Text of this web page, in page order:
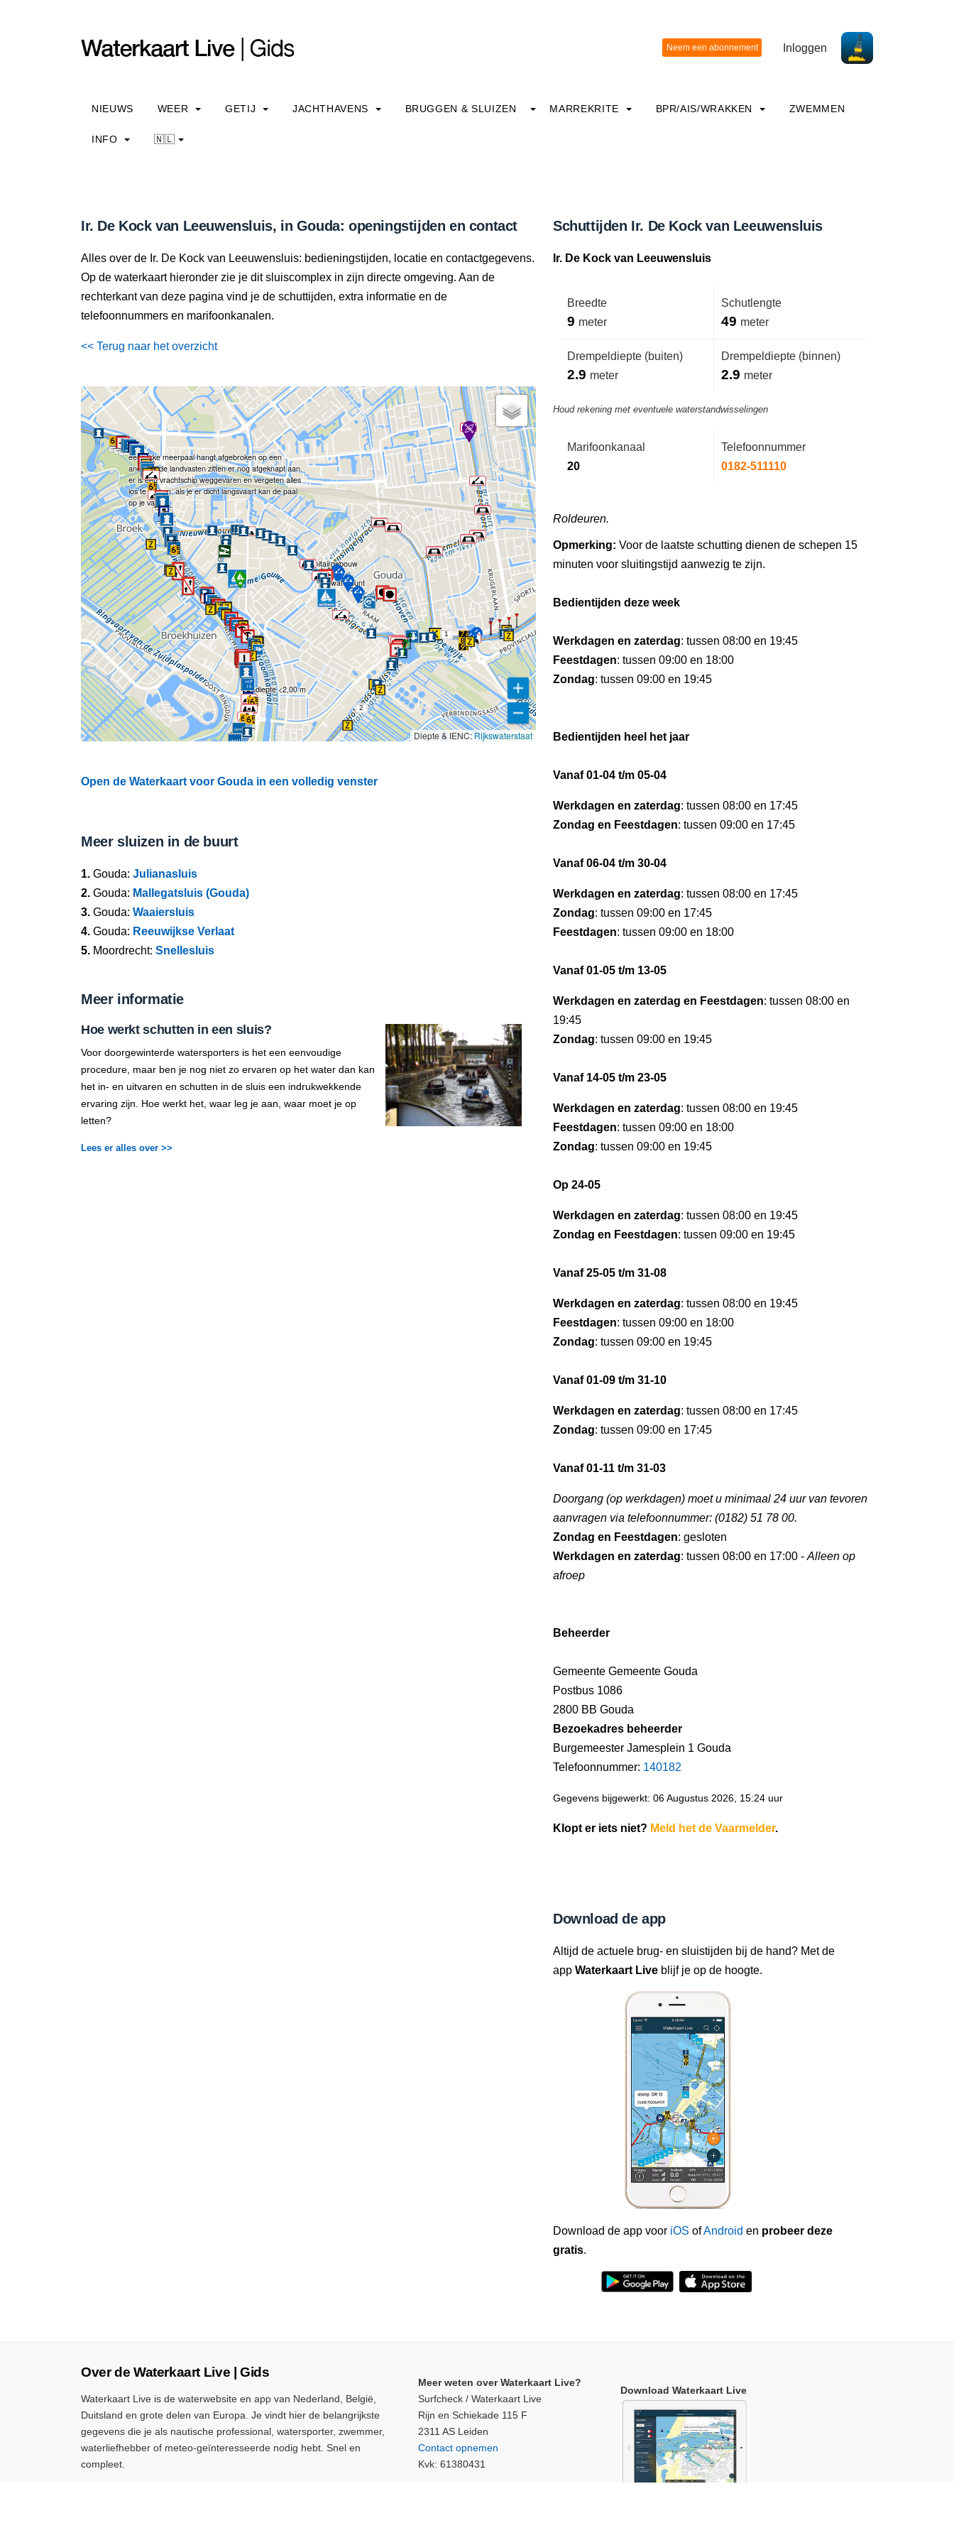
Inloggen
NIEUWS WEER GETIJ JACHTHAVENS BRUGGEN & SLUIZEN MARREKRITE BPR/AIS/WRAKKEN ZWEMMEN
INFO 🇳🇱
Ir. De Kock van Leeuwensluis, in Gouda: openingstijden en contact
Alles over de Ir. De Kock van Leeuwensluis: bedieningstijden, locatie en contactgegevens.
Op de waterkaart hieronder zie je dit sluiscomplex in zijn directe omgeving. Aan de
rechterkant van deze pagina vind je de schuttijden, extra informatie en de
telefoonnummers en marifoonkanalen.
<< Terug naar het overzicht
1
2
Vuilwaterpunt
Ondiepte <2,00 m
een dikke meerpaal hangt afgebroken op een
andere . de landvasten zitten er nog afgeknapt aan.
er is een vrachtschip weggevaren en vergeten alles
los te maken. als je er dicht langsvaart kan de paal
op je vallen
Sanitairgebouw
Diepte & IENC: Rijkswaterstaat
Open de Waterkaart voor Gouda in een volledig venster
Meer sluizen in de buurt
1. Gouda: Julianasluis
2. Gouda: Mallegatsluis (Gouda)
3. Gouda: Waaiersluis
4. Gouda: Reeuwijkse Verlaat
5. Moordrecht: Snellesluis
Meer informatie
Hoe werkt schutten in een sluis?
Voor doorgewinterde watersporters is het een eenvoudige
procedure, maar ben je nog niet zo ervaren op het water dan kan
het in- en uitvaren en schutten in de sluis een indrukwekkende
ervaring zijn. Hoe werkt het, waar leg je aan, waar moet je op
letten?
Lees er alles over >>
Schuttijden Ir. De Kock van Leeuwensluis
Ir. De Kock van Leeuwensluis
Breedte
9 meter
Schutlengte
49 meter
Drempeldiepte (buiten)
2.9 meter
Drempeldiepte (binnen)
2.9 meter
Houd rekening met eventuele waterstandwisselingen
Marifoonkanaal
20
Telefoonnummer
0182-511110
Roldeuren.
Opmerking: Voor de laatste schutting dienen de schepen 15
minuten voor sluitingstijd aanwezig te zijn.
Bedientijden deze week
Werkdagen en zaterdag: tussen 08:00 en 19:45
Feestdagen: tussen 09:00 en 18:00
Zondag: tussen 09:00 en 19:45
Bedientijden heel het jaar
Vanaf 01-04 t/m 05-04
Werkdagen en zaterdag: tussen 08:00 en 17:45
Zondag en Feestdagen: tussen 09:00 en 17:45
Vanaf 06-04 t/m 30-04
Werkdagen en zaterdag: tussen 08:00 en 17:45
Zondag: tussen 09:00 en 17:45
Feestdagen: tussen 09:00 en 18:00
Vanaf 01-05 t/m 13-05
Werkdagen en zaterdag en Feestdagen: tussen 08:00 en
19:45
Zondag: tussen 09:00 en 19:45
Vanaf 14-05 t/m 23-05
Werkdagen en zaterdag: tussen 08:00 en 19:45
Feestdagen: tussen 09:00 en 18:00
Zondag: tussen 09:00 en 19:45
Op 24-05
Werkdagen en zaterdag: tussen 08:00 en 19:45
Zondag en Feestdagen: tussen 09:00 en 19:45
Vanaf 25-05 t/m 31-08
Werkdagen en zaterdag: tussen 08:00 en 19:45
Feestdagen: tussen 09:00 en 18:00
Zondag: tussen 09:00 en 19:45
Vanaf 01-09 t/m 31-10
Werkdagen en zaterdag: tussen 08:00 en 17:45
Zondag: tussen 09:00 en 17:45
Vanaf 01-11 t/m 31-03
Doorgang (op werkdagen) moet u minimaal 24 uur van tevoren
aanvragen via telefoonnummer: (0182) 51 78 00.
Zondag en Feestdagen: gesloten
Werkdagen en zaterdag: tussen 08:00 en 17:00 - Alleen op
afroep
Beheerder
Gemeente Gemeente Gouda
Postbus 1086
2800 BB Gouda
Bezoekadres beheerder
Burgemeester Jamesplein 1 Gouda
Telefoonnummer: 140182
Gegevens bijgewerkt: 06 Augustus 2026, 15:24 uur
Klopt er iets niet? Meld het de Vaarmelder.
Download de app
Altijd de actuele brug- en sluistijden bij de hand? Met de
app Waterkaart Live blijf je op de hoogte.
Download de app voor iOS ofAndroid en probeer deze
gratis.
Over de Waterkaart Live | Gids
Waterkaart Live is de waterwebsite en app van Nederland, België,
Duitsland en grote delen van Europa. Je vindt hier de belangrijkste
gegevens die je als nautische professional, watersporter, zwemmer,
waterliefhebber of meteo-geïnteresseerde nodig hebt. Snel en
compleet.
Meer weten over Waterkaart Live?
Surfcheck / Waterkaart Live
Rijn en Schiekade 115 F
2311 AS Leiden
Contact opnemen
Kvk: 61380431
Download Waterkaart Live